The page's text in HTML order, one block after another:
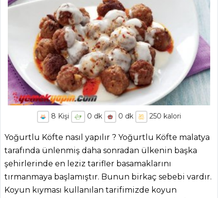
8 Kişi 0 dk 0 dk 250 kalori
Yoğurtlu Köfte nasıl yapılır ? Yoğurtlu Köfte malatya
tarafında ünlenmiş daha sonradan ülkenin başka
şehirlerinde en leziz tarifler basamaklarını
tırmanmaya başlamıştır. Bunun birkaç sebebi vardır.
Koyun kıyması kullanılan tarifimizde koyun